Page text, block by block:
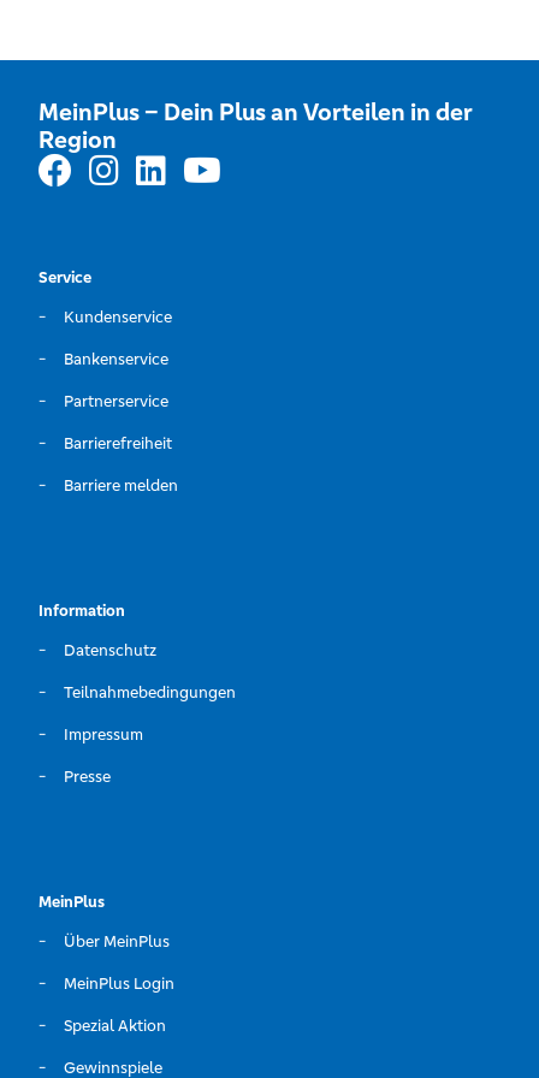
MeinPlus – Dein Plus an Vorteilen in der
Region
Service
Kundenservice
Bankenservice
Partnerservice
Barrierefreiheit
Barriere melden
Information
Datenschutz
Teilnahmebedingungen
Impressum
Presse
MeinPlus
Über MeinPlus
MeinPlus Login
Spezial Aktion
Gewinnspiele